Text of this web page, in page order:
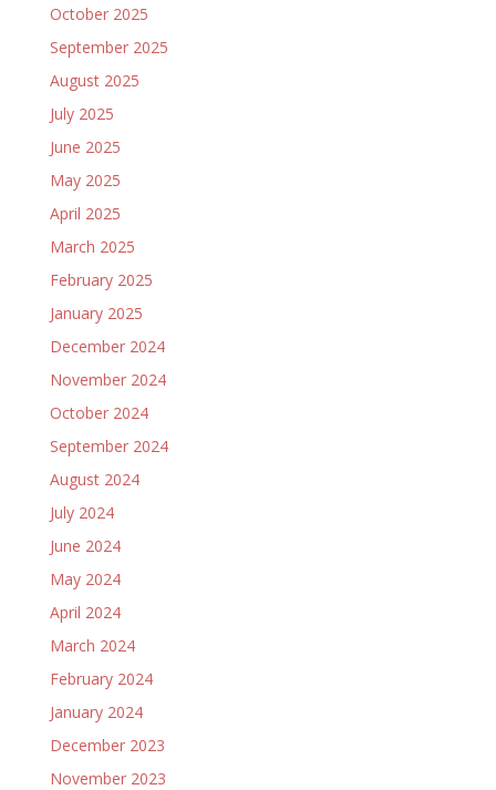
October 2025
September 2025
August 2025
July 2025
June 2025
May 2025
April 2025
March 2025
February 2025
January 2025
December 2024
November 2024
October 2024
September 2024
August 2024
July 2024
June 2024
May 2024
April 2024
March 2024
February 2024
January 2024
December 2023
November 2023